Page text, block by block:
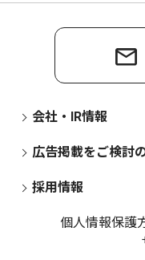
会社・IR情報
広告掲載をご検討
採用情報
個人情報保護